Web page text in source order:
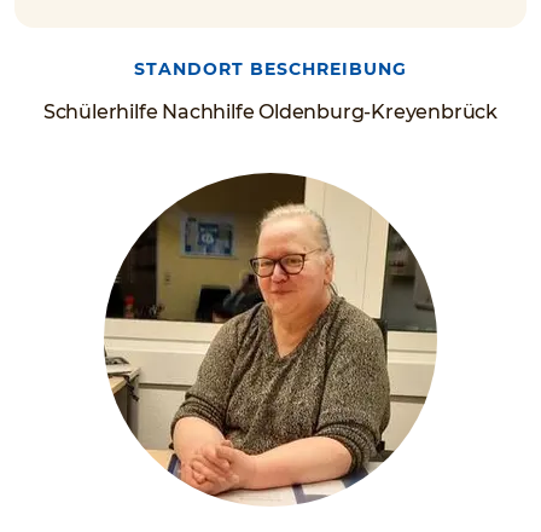
Schülerhilfe Nachhilfe Oldenburg-Kreyenbrück
STANDORT BESCHREIBUNG